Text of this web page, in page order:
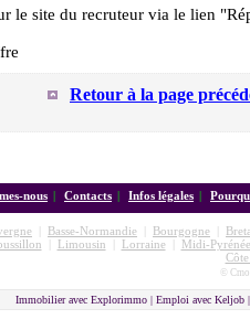
le site du recruteur via le lien
Retour à la page
nous | Contacts | Infos légales |
Basse-Normandie Bourgogne
Limousin Lorraine|
Midi-
©
Immobilier avec Explorimmo | Emploi avec Keljob